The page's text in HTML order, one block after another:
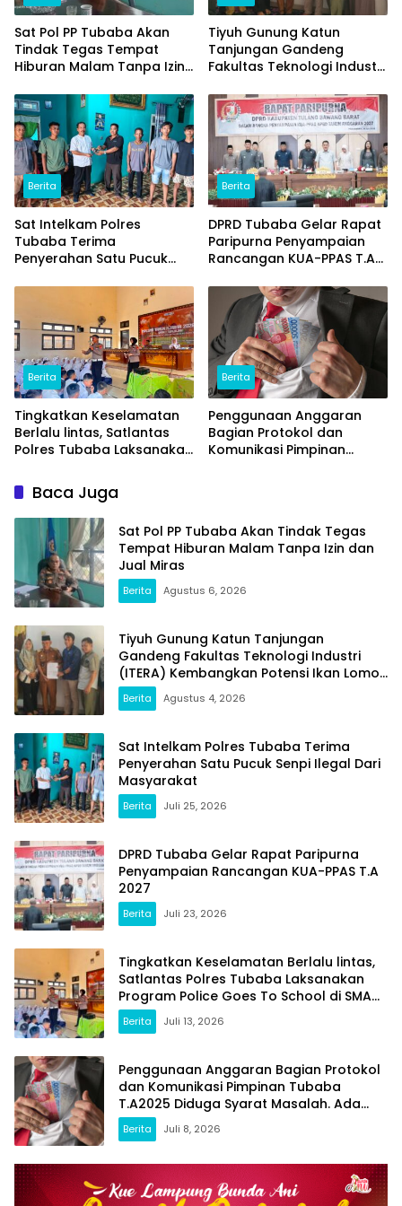
Sat Pol PP Tubaba Akan
Tindak Tegas Tempat
Hiburan Malam Tanpa Izin
Tiyuh Gunung Katun
Tanjungan Gandeng
Fakultas Teknologi Industri
Potensi Ikan Lomou
Menjadi Prodak Unggulan
Berita
Sat Intelkam Polres
Tubaba Terima
Penyerahan Satu Pucuk
Masyarakat
Berita
DPRD Tubaba Gelar Rapat
Paripurna Penyampaian
Rancangan KUA-PPAS T.A
Berita
Tingkatkan Keselamatan
Berlalu lintas, Satlantas
Polres Tubaba Laksanakan
School di SMAN 1 Tumijajar
Berita
Penggunaan Anggaran
Bagian Protokol dan
Komunikasi Pimpinan
Baca Juga
Sat Pol PP Tubaba Akan Tindak Tegas
Tempat Hiburan Malam Tanpa Izin dan
Jual Miras
Berita Agustus 6, 2026
Tiyuh Gunung Katun Tanjungan
Gandeng Fakultas Teknologi Industri
(ITERA) Kembangkan Potensi Ikan Lomou
Menjadi Prodak Unggulan
Berita Agustus 4, 2026
Sat Intelkam Polres Tubaba Terima
Penyerahan Satu Pucuk Senpi Ilegal Dari
Masyarakat
Berita Juli 25, 2026
DPRD Tubaba Gelar Rapat Paripurna
Penyampaian Rancangan KUA-PPAS T.A
2027
Berita Juli 23, 2026
Tingkatkan Keselamatan Berlalu lintas,
Satlantas Polres Tubaba Laksanakan
Program Police Goes To School di SMAN
1 Tumijajar
Berita Juli 13, 2026
Penggunaan Anggaran Bagian Protokol
dan Komunikasi Pimpinan Tubaba
T.A2025 Diduga Syarat Masalah. Ada
Indikasi Tumpang Tindih dan Kegiatan
Fiktif
Berita Juli 8, 2026